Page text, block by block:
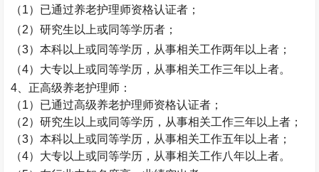
（1）已通过养老护理师资格认证者；
（2）研究生以上或同等学历者；
（3）本科以上或同等学历，从事相关工作两年以上者；
（4）大专以上或同等学历，从事相关工作三年以上者。
4 、正高级养老护理师：
（1）已通过高级养老护理师资格认证者；
（2）研究生以上或同等学历，从事相关工作三年以上者；
（3）本科以上或同等学历，从事相关工作五年以上者；
（4）大专以上或同等学历，从事相关工作八年以上者。